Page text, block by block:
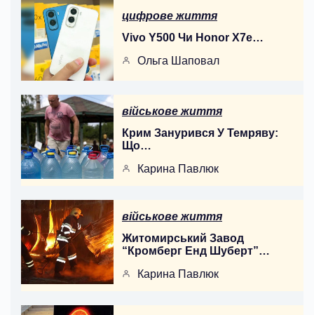
цифрове життя
Vivo Y500 Чи Honor X7e…
Ольга Шаповал
військове життя
Крим Занурився У Темряву:
Що…
Карина Павлюк
військове життя
Житомирський Завод
“Кромберг Енд Шуберт”…
Карина Павлюк